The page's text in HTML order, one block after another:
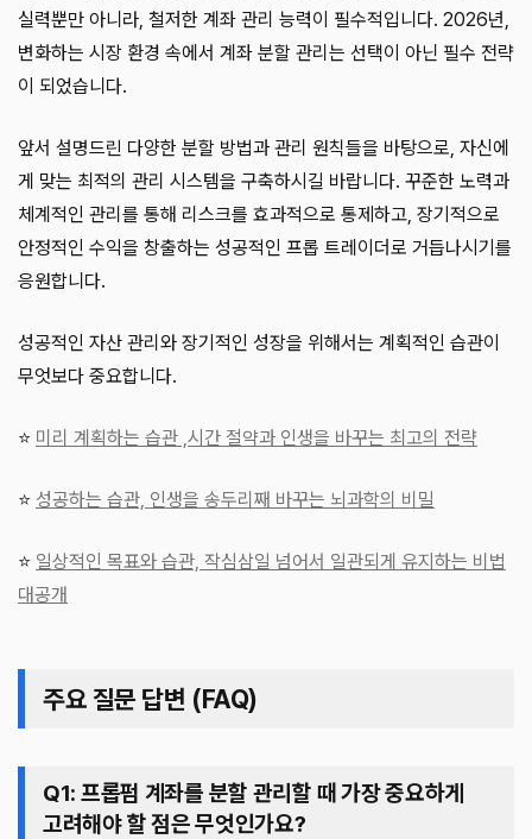
실력뿐만 아니라, 철저한 계좌 관리 능력이 필수적입니다. 2026년,
변화하는 시장 환경 속에서 계좌 분할 관리는 선택이 아닌 필수 전략
이 되었습니다.
앞서 설명드린 다양한 분할 방법과 관리 원칙들을 바탕으로, 자신에
게 맞는 최적의 관리 시스템을 구축하시길 바랍니다. 꾸준한 노력과
체계적인 관리를 통해 리스크를 효과적으로 통제하고, 장기적으로
안정적인 수익을 창출하는 성공적인 프롭 트레이더로 거듭나시기를
응원합니다.
성공적인 자산 관리와 장기적인 성장을 위해서는 계획적인 습관이
무엇보다 중요합니다.
⭐ 미리 계획하는 습관 ,시간 절약과 인생을 바꾸는 최고의 전략
⭐ 성공하는 습관, 인생을 송두리째 바꾸는 뇌과학의 비밀
⭐ 일상적인 목표와 습관, 작심삼일 넘어서 일관되게 유지하는 비법
대공개
주요 질문 답변 (FAQ)
Q1: 프롭펌 계좌를 분할 관리할 때 가장 중요하게
고려해야 할 점은 무엇인가요?